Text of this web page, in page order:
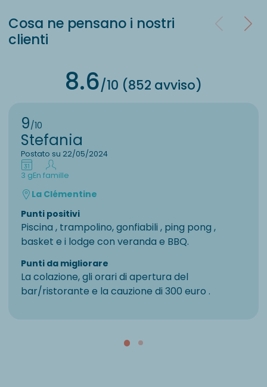
Cosa ne pensano i nostri
clienti
8.6/10 (852 avviso)
9/10
Stefania
Postato su 22/05/2024
3 gEn famille
La Clémentine
Punti positivi
Piscina , trampolino, gonfiabili , ping pong ,
basket e i lodge con veranda e BBQ.
Punti da migliorare
La colazione, gli orari di apertura del
bar/ristorante e la cauzione di 300 euro .